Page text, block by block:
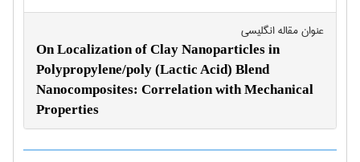
عنوان مقاله انگليسی
On Localization of Clay Nanoparticles in
Polypropylene/poly (Lactic Acid) Blend
Nanocomposites: Correlation with Mechanical
Properties